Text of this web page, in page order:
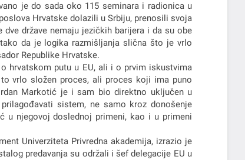
je do sada oko 115 seminara i radionica u
Hrvatske dolazili u Srbiju, prenosili svoja
države nemaju jezičkih barijera i da su obe
da je logika razmišljanja slična što je vrlo
Republike Hrvatske.
hrvatskom putu u EU, ali i o prvim iskustvima
vrlo složen proces, ali proces koji ima puno
Markotić je i sam bio direktno uključen u
sistem, ne samo kroz donošenje
u njegovoj doslednoj primeni, kao i u primeni
Univerziteta Privredna akademija, izrazio je
predavanja su održali i šef delegacije EU u